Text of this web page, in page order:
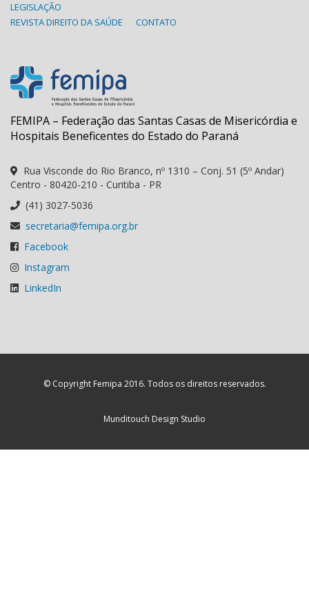
LEGISLAÇÃO
REVISTA DIREITO DA SAÚDE
CONTATO
FEMIPA – Federação das Santas Casas de Misericórdia e
Hospitais Beneficentes do Estado do Paraná
Rua Visconde do Rio Branco, nº 1310 – Conj. 51 (5º Andar)
Centro - 80420-210 - Curitiba - PR
(41) 3027-5036
secretaria@femipa.org.br
Facebook
Instagram
LinkedIn
© Copyright Femipa 2016. Todos os direitos reservados.
Munditouch Design Studio